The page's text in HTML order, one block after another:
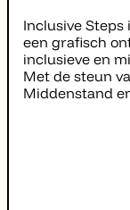
Inclusive Steps
een grafisch
inclusieve en
Met de steun
Middenstand